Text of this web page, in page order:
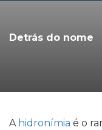
Detrás do nome
A hidronímia é o